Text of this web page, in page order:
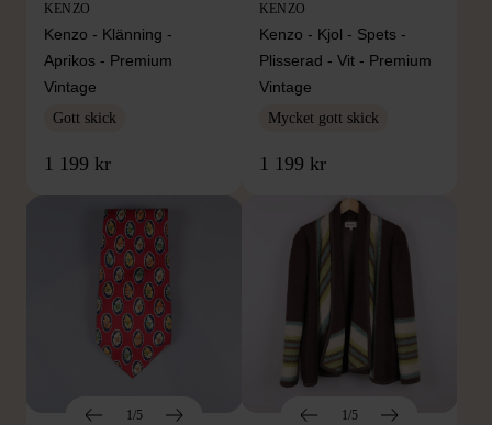
KENZO
Kenzo - Klänning -
Aprikos - Premium
Vintage
Gott skick
1 199 kr
KENZO
Kenzo - Kjol - Spets -
Plisserad - Vit - Premium
Vintage
Mycket gott skick
1 199 kr
1/5
1/5